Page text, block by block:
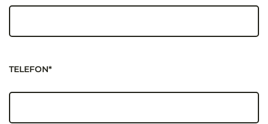
TELEFON*